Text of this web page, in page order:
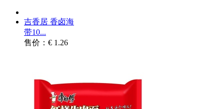
吉香居 香卤海
带10...
售价：€ 1.26